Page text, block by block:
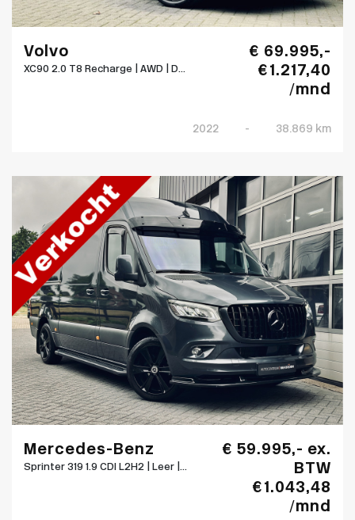
Volvo
XC90 2.0 T8 Recharge | AWD | D...
€ 69.995,-
€ 1.217,40
/mnd
2022 - 38.869 km
Mercedes-Benz
Sprinter 319 1.9 CDI L2H2 | Leer |...
€ 59.995,- ex.
BTW
€ 1.043,48
/mnd